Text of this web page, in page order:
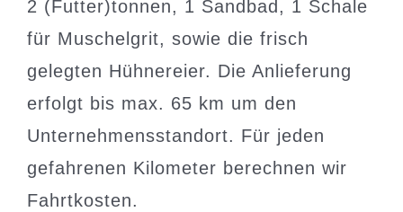
2 (Futter)tonnen, 1 Sandbad, 1 Schale
für Muschelgrit, sowie die frisch
gelegten Hühnereier. Die Anlieferung
erfolgt bis max. 65 km um den
Unternehmensstandort. Für jeden
gefahrenen Kilometer berechnen wir
Fahrtkosten.